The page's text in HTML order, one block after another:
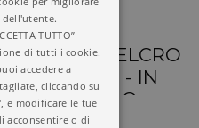
BOLLINO VELCRO
ADESIVO - IN
ROTOLO
dell'utente.
TUTTO”
di tutti i cookie.
accedere a
cliccando su
e modificare le tue
acconsentire o di